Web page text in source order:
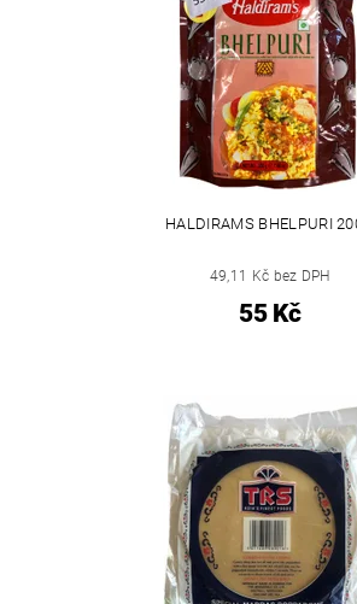
HALDIRAMS BHELPURI
49,11 Kč bez DPH
55 Kč